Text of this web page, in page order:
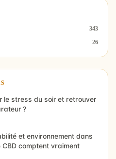
343
26
le stress du soir et retrouver
?
et environnement dans
comptent vraiment